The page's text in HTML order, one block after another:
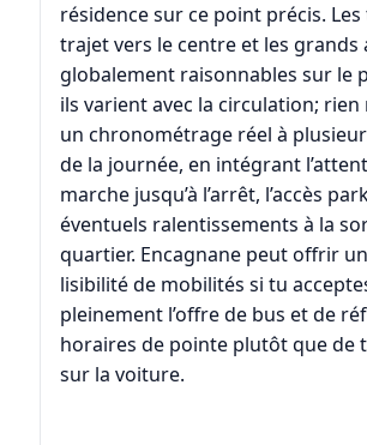
résidence sur ce point précis.
trajet vers le centre et les grands
globalement raisonnables sur le
ils varient avec la circulation; rien
un chronométrage réel à
de la journée, en intégrant
marche jusqu’à l’arrêt, l’accès
éventuels ralentissements à la
quartier. Encagnane peut offrir
lisibilité de mobilités si tu
pleinement l’offre de bus et de
horaires de pointe plutôt que de
sur la voiture.